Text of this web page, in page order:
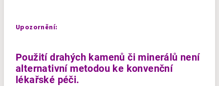
Upozornění:
Použití drahých kamenů či minerálů není
alternativní metodou ke konvenční
lékařské péči.